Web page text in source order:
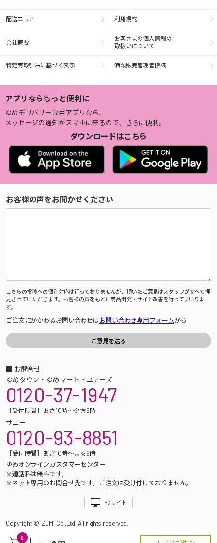
0
配送エリア 利用規約
会社概要
お客さまの個人情報の
取扱いについて
特定商取引法に基づく表示 酒類販売管理者標識
アプリならもっと便利に
ゆめデリバリー専用アプリなら、
メッセージの通知がスマホに来るので、さらに便利。
ダウンロードはこちら
お客様の声をお聞かせください
こちらの投稿への個別対応は行っておりませんが、頂いたご意見はスタッフがすべて拝
見させていただきます。お客様の声をもとに商品開発・サイト改善を行ってまいりま
す。
ご注文にかかわるお問い合わせはお問い合わせ専用フォームから
■ お問合せ
ゆめタウン・ゆめマート・ユアーズ
0120-37-1947
［受付時間］あさ10時～夕方6時
サニー
0120-93-8851
［受付時間］あさ10時～よる9時
ゆめオンラインカスタマーセンター
※通話料は無料です。
※ネット専用のお問合せ先です。ご注文は受け付けておりません。
PCサイト
Copyright © IZUMI Co.,Ltd. All rights reserved.